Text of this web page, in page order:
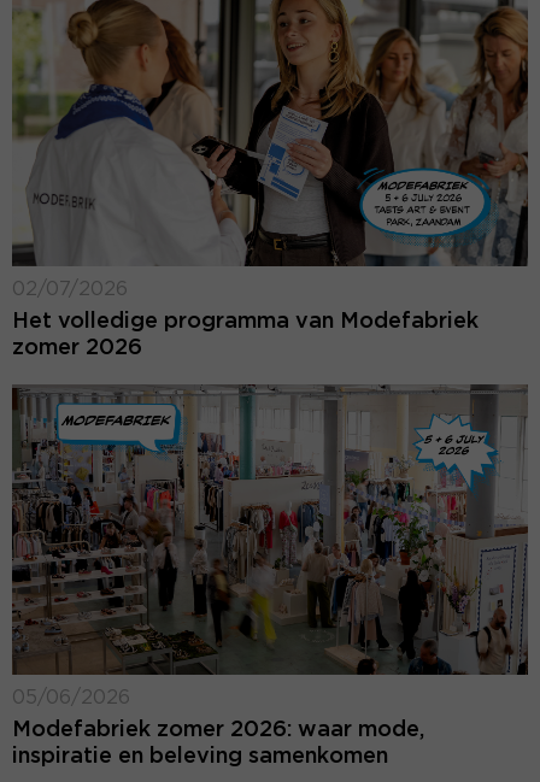
02/07/2026
Het volledige programma van Modefabriek
zomer 2026
05/06/2026
Modefabriek zomer 2026: waar mode,
inspiratie en beleving samenkomen